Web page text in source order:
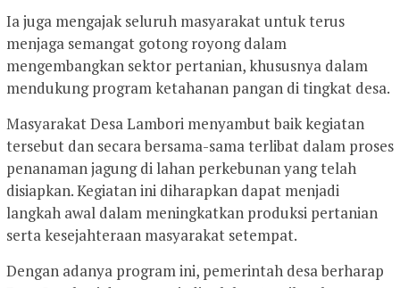
Ia juga mengajak seluruh masyarakat untuk terus
menjaga semangat gotong royong dalam
mengembangkan sektor pertanian, khususnya dalam
mendukung program ketahanan pangan di tingkat desa.
Masyarakat Desa Lambori menyambut baik kegiatan
tersebut dan secara bersama-sama terlibat dalam proses
penanaman jagung di lahan perkebunan yang telah
disiapkan. Kegiatan ini diharapkan dapat menjadi
langkah awal dalam meningkatkan produksi pertanian
serta kesejahteraan masyarakat setempat.
Dengan adanya program ini, pemerintah desa berharap